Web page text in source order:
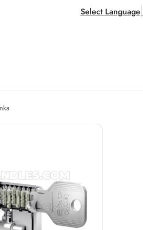
Select Language